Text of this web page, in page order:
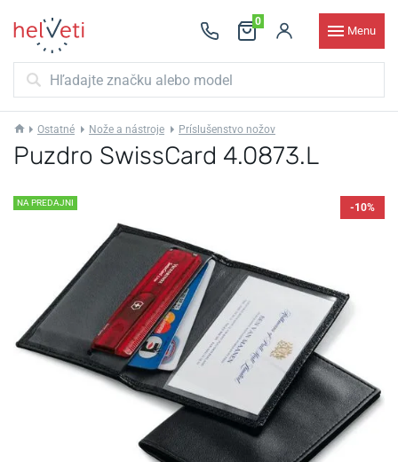
0
Menu
Ostatné Nože a nástroje Príslušenstvo nožov
Puzdro SwissCard 4.0873.L
NA PREDAJNI -10%